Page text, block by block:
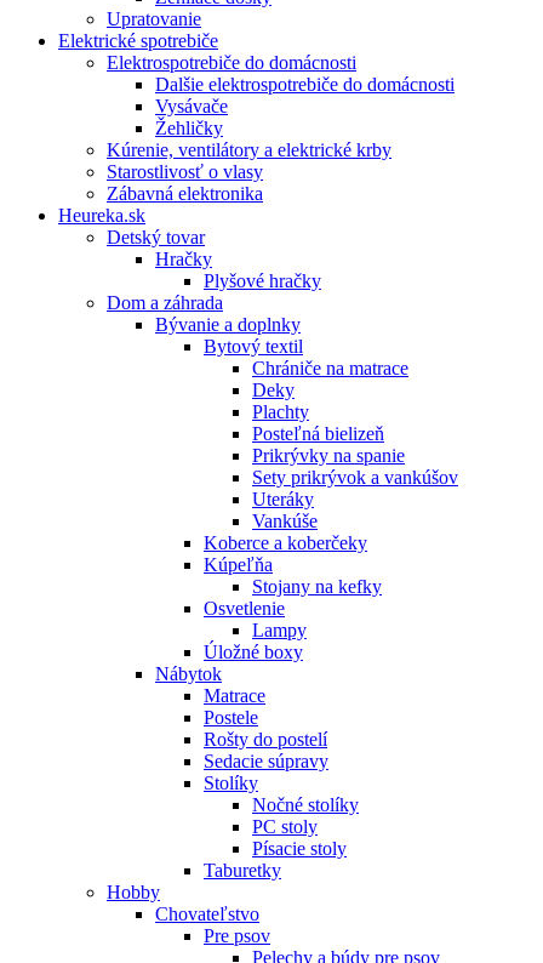
Upratovanie
Elektrické spotrebiče
Elektrospotrebiče do domácnosti
Dalšie elektrospotrebiče do domácnosti
Vysávače
Žehličky
Kúrenie, ventilátory a elektrické krby
Starostlivosť o vlasy
Zábavná elektronika
Heureka.sk
Detský tovar
Hračky
Plyšové hračky
Dom a záhrada
Bývanie a doplnky
Bytový textil
Chrániče na matrace
Deky
Plachty
Posteľná bielizeň
Prikrývky na spanie
Sety prikrývok a vankúšov
Uteráky
Vankúše
Koberce a koberčeky
Kúpeľňa
Stojany na kefky
Osvetlenie
Lampy
Úložné boxy
Nábytok
Matrace
Postele
Rošty do postelí
Sedacie súpravy
Stolíky
Nočné stolíky
PC stoly
Písacie stoly
Taburetky
Hobby
Chovateľstvo
Pre psov
Pelechy a búdy pre psov